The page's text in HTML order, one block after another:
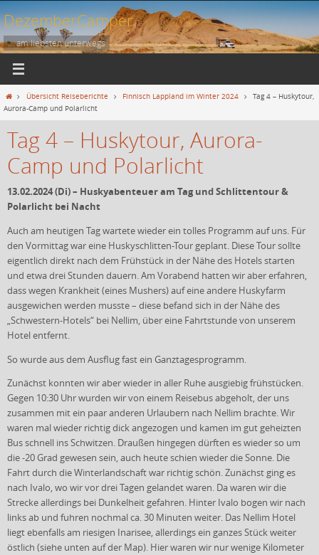
Zum
Inhalt
springen
DezemberCamper
... am liebsten unterwegs
StartÜbersicht Reiseberichte Finnisch Lappland im Winter 2024
Tag 4 – Huskytour,
Aurora-Camp und Polarlicht
Tag 4 – Huskytour, Aurora-
Camp und Polarlicht
13.02.2024 (Di) – Huskyabenteuer am Tag und Schlittentour &
Polarlicht bei Nacht
Auch am heutigen Tag wartete wieder ein tolles Programm auf uns. Für
den Vormittag war eine Huskyschlitten-Tour geplant. Diese Tour sollte
eigentlich direkt nach dem Frühstück in der Nähe des Hotels starten
und etwa drei Stunden dauern. Am Vorabend hatten wir aber erfahren,
dass wegen Krankheit (eines Mushers) auf eine andere Huskyfarm
ausgewichen werden musste – diese befand sich in der Nähe des
„Schwestern-Hotels“ bei Nellim, über eine Fahrtstunde von unserem
Hotel entfernt.
So wurde aus dem Ausflug fast ein Ganztagesprogramm.
Zunächst konnten wir aber wieder in aller Ruhe ausgiebig frühstücken.
Gegen 10:30 Uhr wurden wir von einem Reisebus abgeholt, der uns
zusammen mit ein paar anderen Urlaubern nach Nellim brachte. Wir
waren mal wieder richtig dick angezogen und kamen im gut geheizten
Bus schnell ins Schwitzen. Draußen hingegen dürften es wieder so um
die -20 Grad gewesen sein, auch heute schien wieder die Sonne. Die
Fahrt durch die Winterlandschaft war richtig schön. Zunächst ging es
nach Ivalo, wo wir vor drei Tagen gelandet waren. Da waren wir die
Strecke allerdings bei Dunkelheit gefahren. Hinter Ivalo bogen wir nach
links ab und fuhren nochmal ca. 30 Minuten weiter. Das Nellim Hotel
liegt ebenfalls am riesigen Inarisee, allerdings ein ganzes Stück weiter
östlich (siehe unten auf der Map). Hier waren wir nur wenige Kilometer